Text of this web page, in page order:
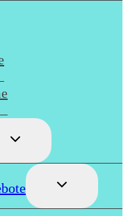
Untermenü
umschalten
Untermenü
umschalten